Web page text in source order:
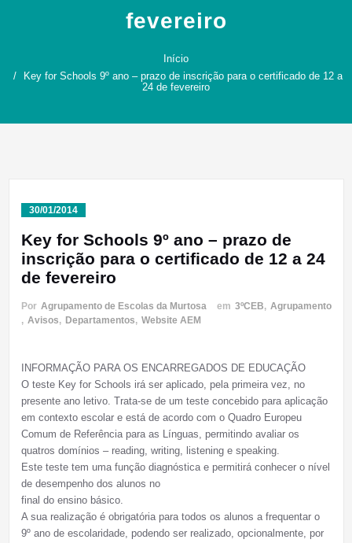
fevereiro
Início
Key for Schools 9º ano – prazo de inscrição para o certificado de 12 a
24 de fevereiro
30/01/2014
Key for Schools 9º ano – prazo de
inscrição para o certificado de 12 a 24
de fevereiro
Por Agrupamento de Escolas da Murtosa em 3ºCEB, Agrupamento
, Avisos, Departamentos, Website AEM
INFORMAÇÃO PARA OS ENCARREGADOS DE EDUCAÇÃO
O teste Key for Schools irá ser aplicado, pela primeira vez, no
presente ano letivo. Trata-se de um teste concebido para aplicação
em contexto escolar e está de acordo com o Quadro Europeu
Comum de Referência para as Línguas, permitindo avaliar os
quatros domínios – reading, writing, listening e speaking.
Este teste tem uma função diagnóstica e permitirá conhecer o nível
de desempenho dos alunos no
final do ensino básico.
A sua realização é obrigatória para todos os alunos a frequentar o
9º ano de escolaridade, podendo ser realizado, opcionalmente, por